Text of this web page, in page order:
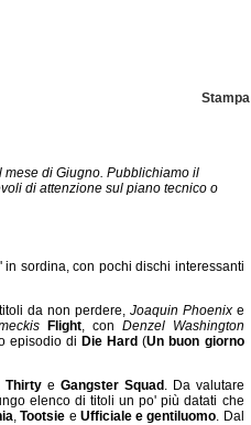
Stampa
di Giugno. Pubblichiamo il
di attenzione sul piano tecnico o
sordina, con pochi dischi interessanti
da non perdere, Joaquin Phoenix e
Flight, con Denzel Washington
episodio di Die Hard(Un buon giorno
Thirty e Gangster Squad . Da valutare
elenco di titoli un po' più datati che
,Tootsie e Ufficiale e gentiluomo. Dal